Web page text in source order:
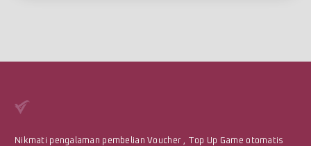
Nikmati pengalaman pembelian Voucher , Top Up Game otomatis